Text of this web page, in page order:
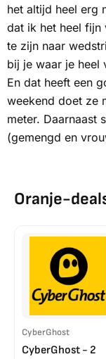
het altijd heel erg
dat ik het heel fijn
te zijn naar
bij je waar je heel
En dat heeft een
weekend doet ze
meter. Daarnaast
(gemengd en
Oranje-
CyberGhost
CyberGhost - 2